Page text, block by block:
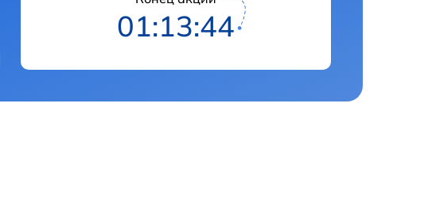
01:13:42